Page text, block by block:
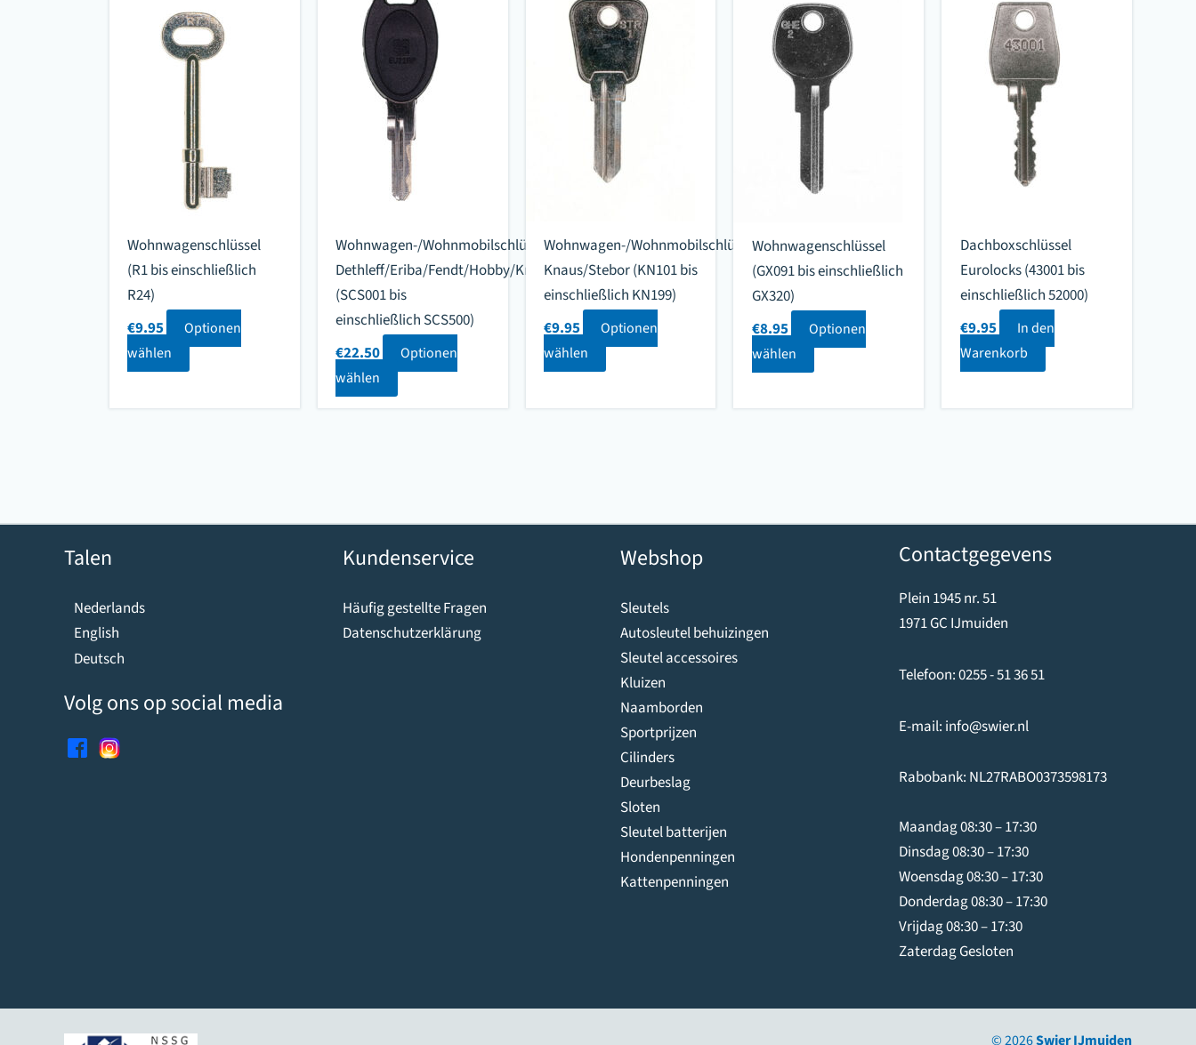
Wohnwagenschlüssel
(R1 bis einschließlich
R24)
€9.95
Optionen
wählen
Wohnwagen-/Wohnmobilschlüssel
Dethleff/Eriba/Fendt/Hobby/Knaus/LMC
(SCS001 bis
einschließlich SCS500)
€22.50
Optionen
wählen
Wohnwagen-/Wohnmobilschlüssel
Knaus/Stebor (KN101 bis
einschließlich KN199)
€9.95
Optionen
wählen
Wohnwagenschlüssel
(GX091 bis einschließlich
GX320)
€8.95
Optionen
wählen
Dachboxschlüssel
Eurolocks (43001 bis
einschließlich 52000)
€9.95
In den
Warenkorb
Talen
Nederlands
English
Deutsch
Volg ons op social media
Kundenservice
Häufig gestellte Fragen
Datenschutzerklärung
Webshop
Sleutels
Autosleutel behuizingen
Sleutel accessoires
Kluizen
Naamborden
Sportprijzen
Cilinders
Deurbeslag
Sloten
Sleutel batterijen
Hondenpenningen
Kattenpenningen
Contactgegevens
Plein 1945 nr. 51
1971 GC IJmuiden
Telefoon:0255 - 51 36 51
E-mail: info@swier.nl
Rabobank: NL27RABO0373598173
Maandag 08:30 – 17:30
Dinsdag 08:30 – 17:30
Woensdag 08:30 – 17:30
Donderdag 08:30 – 17:30
Vrijdag 08:30 – 17:30
Zaterdag Gesloten
© 2026Swier IJmuiden